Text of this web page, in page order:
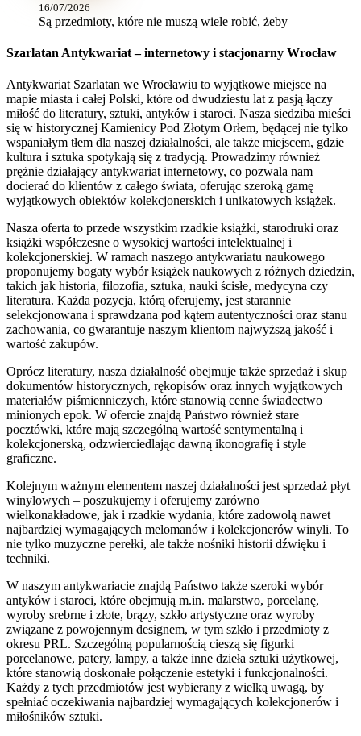
16/07/2026
Są przedmioty, które nie muszą wiele robić, żeby
Szarlatan Antykwariat – internetowy i stacjonarny Wrocław
Antykwariat Szarlatan we Wrocławiu to wyjątkowe miejsce na
mapie miasta i całej Polski, które od dwudziestu lat z pasją łączy
miłość do literatury, sztuki, antyków i staroci. Nasza siedziba mieści
się w historycznej Kamienicy Pod Złotym Orłem, będącej nie tylko
wspaniałym tłem dla naszej działalności, ale także miejscem, gdzie
kultura i sztuka spotykają się z tradycją. Prowadzimy również
prężnie działający antykwariat internetowy, co pozwala nam
docierać do klientów z całego świata, oferując szeroką gamę
wyjątkowych obiektów kolekcjonerskich i unikatowych książek.
Nasza oferta to przede wszystkim rzadkie książki, starodruki oraz
książki współczesne o wysokiej wartości intelektualnej i
kolekcjonerskiej. W ramach naszego antykwariatu naukowego
proponujemy bogaty wybór książek naukowych z różnych dziedzin,
takich jak historia, filozofia, sztuka, nauki ścisłe, medycyna czy
literatura. Każda pozycja, którą oferujemy, jest starannie
selekcjonowana i sprawdzana pod kątem autentyczności oraz stanu
zachowania, co gwarantuje naszym klientom najwyższą jakość i
wartość zakupów.
Oprócz literatury, nasza działalność obejmuje także sprzedaż i skup
dokumentów historycznych, rękopisów oraz innych wyjątkowych
materiałów piśmienniczych, które stanowią cenne świadectwo
minionych epok. W ofercie znajdą Państwo również stare
pocztówki, które mają szczególną wartość sentymentalną i
kolekcjonerską, odzwierciedlając dawną ikonografię i style
graficzne.
Kolejnym ważnym elementem naszej działalności jest sprzedaż płyt
winylowych – poszukujemy i oferujemy zarówno
wielkonakładowe, jak i rzadkie wydania, które zadowolą nawet
najbardziej wymagających melomanów i kolekcjonerów winyli. To
nie tylko muzyczne perełki, ale także nośniki historii dźwięku i
techniki.
W naszym antykwariacie znajdą Państwo także szeroki wybór
antyków i staroci, które obejmują m.in. malarstwo, porcelanę,
wyroby srebrne i złote, brązy, szkło artystyczne oraz wyroby
związane z powojennym designem, w tym szkło i przedmioty z
okresu PRL. Szczególną popularnością cieszą się figurki
porcelanowe, patery, lampy, a także inne dzieła sztuki użytkowej,
które stanowią doskonałe połączenie estetyki i funkcjonalności.
Każdy z tych przedmiotów jest wybierany z wielką uwagą, by
spełniać oczekiwania najbardziej wymagających kolekcjonerów i
miłośników sztuki.